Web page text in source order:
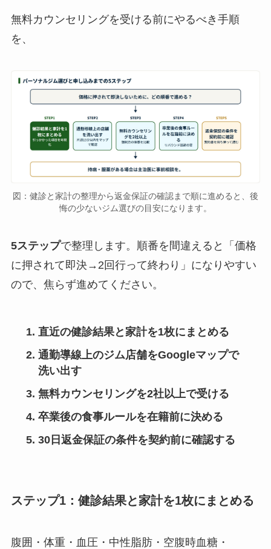
無料カウンセリングを受ける前にやるべき手順
を、
図：健診と家計の整理から返金保証の確認まで順に進めると、後
悔の少ないジム選びの目安になります。
5ステップで整理します。順番を間違えると「価格
に押されて即決→2回行って終わり」になりやすい
ので、焦らず進めてください。
直近の健診結果と家計を1枚にまとめる
通勤導線上のジム店舗をGoogleマップで
洗い出す
無料カウンセリングを2社以上で受ける
卒業後の食事ルールを在籍前に決める
30日返金保証の条件を契約前に確認する
ステップ1：健診結果と家計を1枚にまとめる
腹囲・体重・血圧・中性脂肪・空腹時血糖・